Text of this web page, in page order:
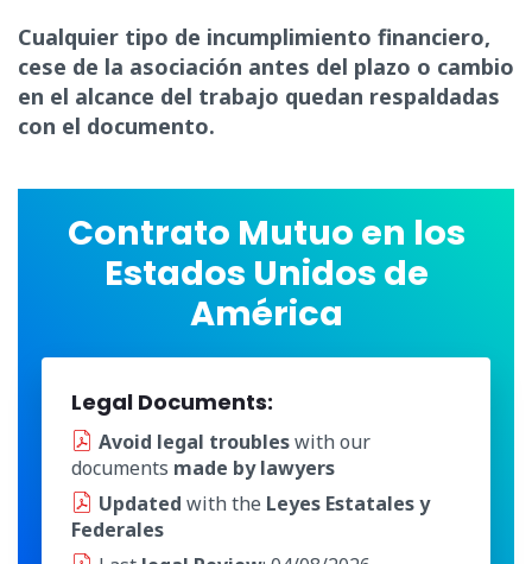
Cualquier tipo de incumplimiento financiero,
cese de la asociación antes del plazo o cambio
en el alcance del trabajo quedan respaldadas
con el documento.
Contrato Mutuo en los
Estados Unidos de
América
Legal Documents:
Avoid legal troubleswith our
documents made by lawyers
Updated with the Leyes Estatales y
Federales